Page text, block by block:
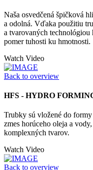
Naša osvedčená špičková
a odolná. Vďaka použitiu
a tvarovaných
pomer tuhosti ku hmotnosti.
Watch Video
Back to overview
HFS - HYDRO
Trubky sú vložené do
zmes horúceho oleja a
komplexných tvarov.
Watch Video
Back to overview